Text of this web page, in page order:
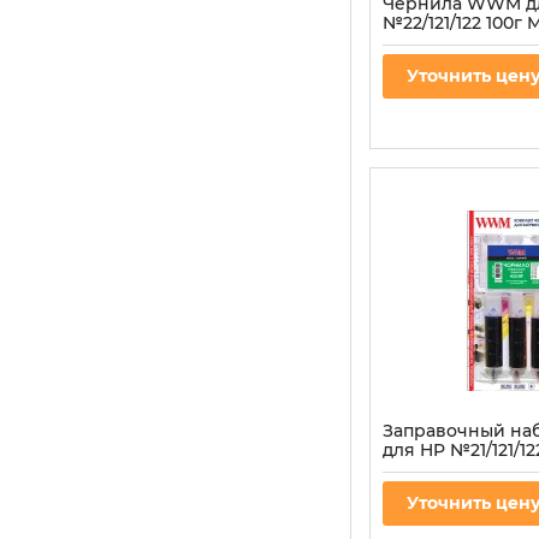
№22/121/122 100г
Уточнить
Заправочный
для HP №21/121/
3шт x 20мл Black
пигментные
Артикул:IR3.H30/BP
Уточнить